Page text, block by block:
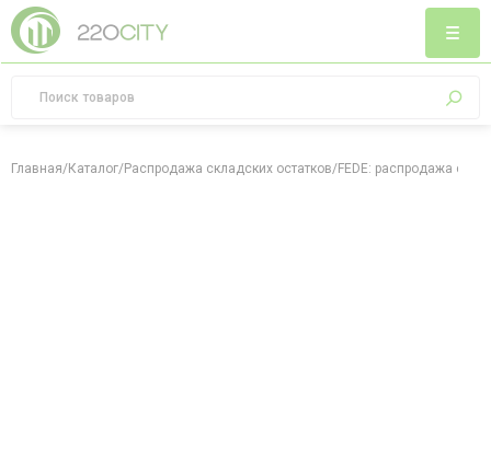
Главная/Каталог/Распродажа складских остатков/FEDE: распродажа